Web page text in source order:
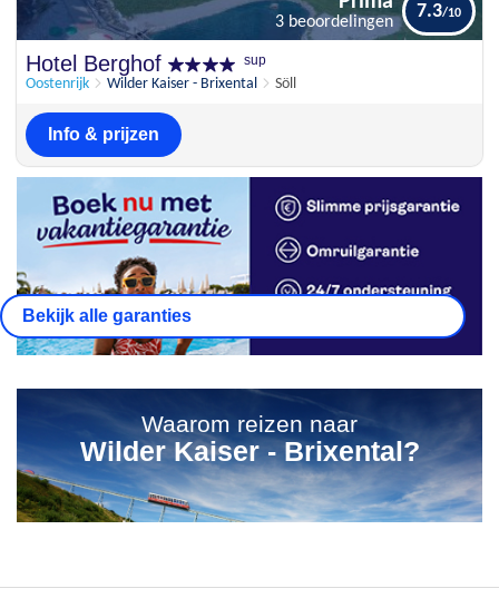
3 beoordelingen
Hotel Berghof sup
Oostenrijk Wilder Kaiser - Brixental Söll
3 beoordelingen
7.3
Info & prijzen
Bekijk alle garanties
Waarom reizen naar
Wilder Kaiser - Brixental?